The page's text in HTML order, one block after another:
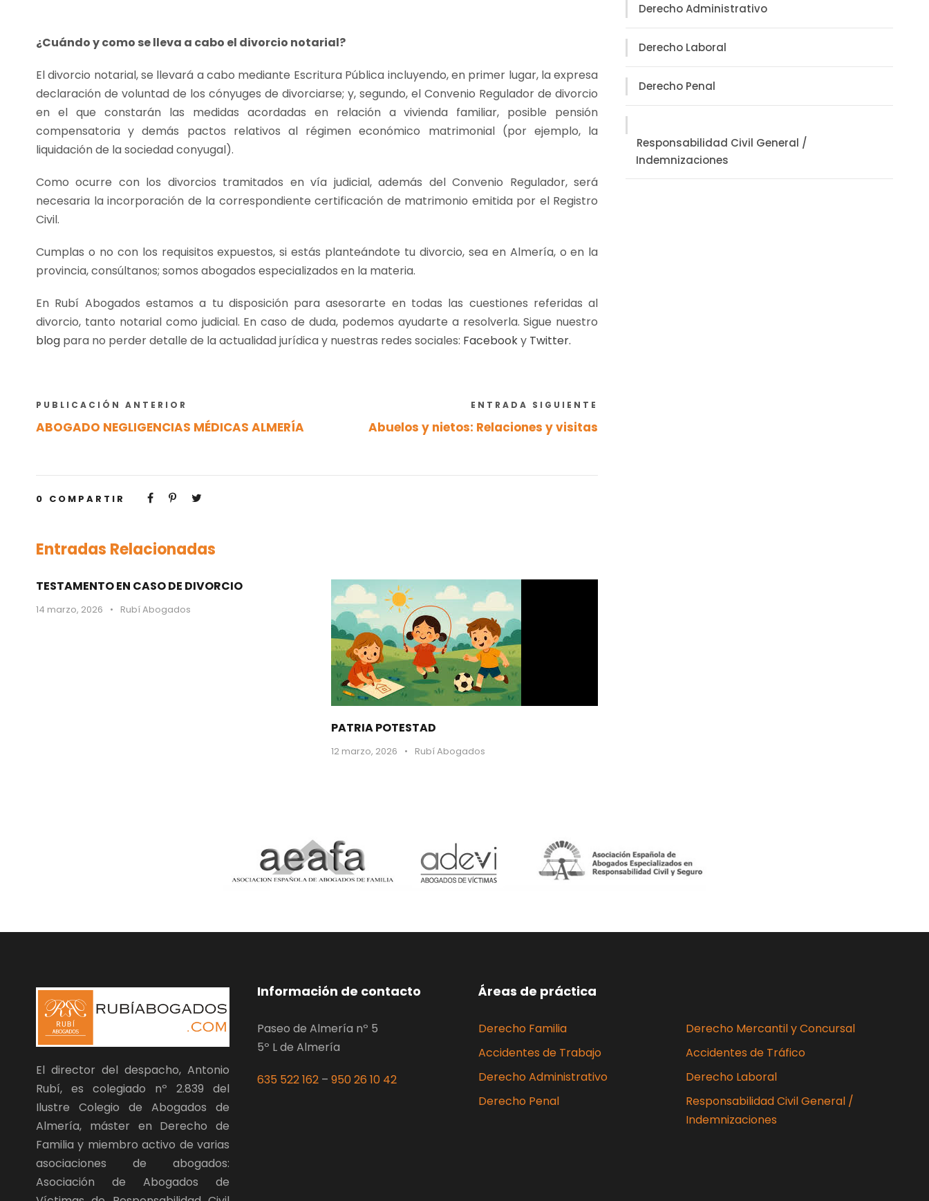
¿Cuándo y como se lleva a cabo el divorcio notarial?
El divorcio notarial, se llevará a cabo mediante Escritura Pública incluyendo, en primer lugar, la expresa
declaración de voluntad de los cónyuges de divorciarse; y, segundo, el Convenio Regulador de divorcio
en el que constarán las medidas acordadas en relación a vivienda familiar, posible pensión
compensatoria y demás pactos relativos al régimen económico matrimonial (por ejemplo, la
liquidación de la sociedad conyugal).
Como ocurre con los divorcios tramitados en vía judicial, además del Convenio Regulador, será
necesaria la incorporación de la correspondiente certificación de matrimonio emitida por el Registro
Civil.
Cumplas o no con los requisitos expuestos, si estás planteándote tu divorcio, sea en Almería, o en la
provincia, consúltanos; somos abogados especializados en la materia.
En Rubí Abogados estamos a tu disposición para asesorarte en todas las cuestiones referidas al
divorcio, tanto notarial como judicial. En caso de duda, podemos ayudarte a resolverla. Sigue nuestro
blog para no perder detalle de la actualidad jurídica y nuestras redes sociales: Facebooky Twitter.
PUBLICACIÓN ANTERIOR
ABOGADO NEGLIGENCIAS MÉDICAS ALMERÍA
ENTRADA SIGUIENTE
Abuelos y nietos: Relaciones y visitas
0 COMPARTIR
Entradas Relacionadas
TESTAMENTO EN CASO DE DIVORCIO
14 marzo, 2026 • Rubí Abogados
PATRIA POTESTAD
12 marzo, 2026 • Rubí Abogados
Derecho Administrativo
Derecho Laboral
Derecho Penal
Responsabilidad Civil General /
Indemnizaciones
El director del despacho, Antonio
Rubí, es colegiado nº 2.839 del
Ilustre Colegio de Abogados de
Almería, máster en Derecho de
Familia y miembro activo de varias
asociaciones de abogados:
Asociación de Abogados de
Información de contacto
Paseo de Almería nº 5
5º L de Almería
635 522 162 – 950 26 10 42
Áreas de práctica
Derecho Familia
Derecho Mercantil y Concursal
Accidentes de Trabajo
Accidentes de Tráfico
Derecho Administrativo
Derecho Laboral
Derecho Penal
Responsabilidad Civil General /
Indemnizaciones